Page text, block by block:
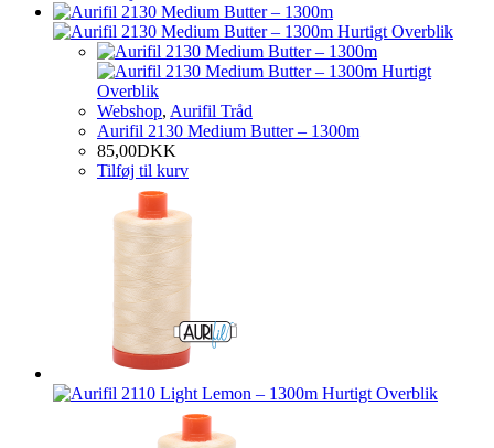
Hurtigt Overblik
Hurtigt
Overblik
Webshop, Aurifil Tråd
Aurifil 2130 Medium Butter – 1300m
85,00DKK
Tilføj til kurv
Hurtigt Overblik